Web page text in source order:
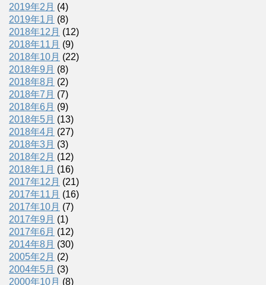
2019年2月 (4)
2019年1月 (8)
2018年12月 (12)
2018年11月 (9)
2018年10月 (22)
2018年9月 (8)
2018年8月 (2)
2018年7月 (7)
2018年6月 (9)
2018年5月 (13)
2018年4月 (27)
2018年3月 (3)
2018年2月 (12)
2018年1月 (16)
2017年12月 (21)
2017年11月 (16)
2017年10月 (7)
2017年9月 (1)
2017年6月 (12)
2014年8月 (30)
2005年2月 (2)
2004年5月 (3)
2000年10月 (8)